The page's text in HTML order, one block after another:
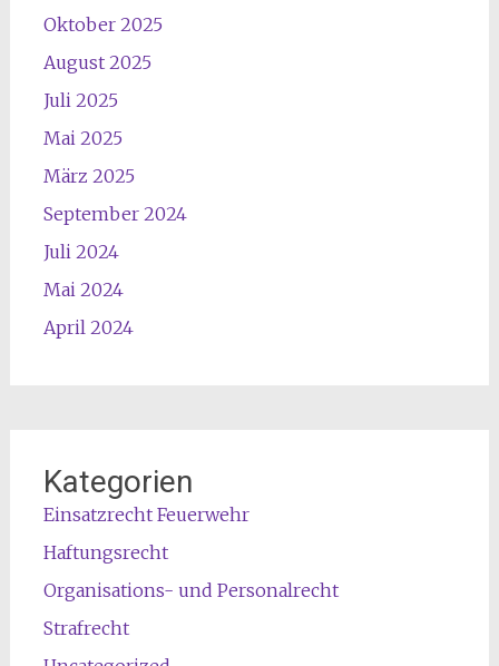
Oktober 2025
August 2025
Juli 2025
Mai 2025
März 2025
September 2024
Juli 2024
Mai 2024
April 2024
Kategorien
Einsatzrecht Feuerwehr
Haftungsrecht
Organisations- und Personalrecht
Strafrecht